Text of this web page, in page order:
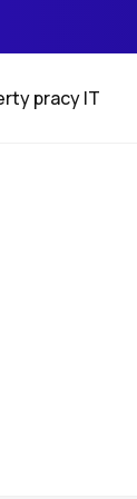
pracy IT